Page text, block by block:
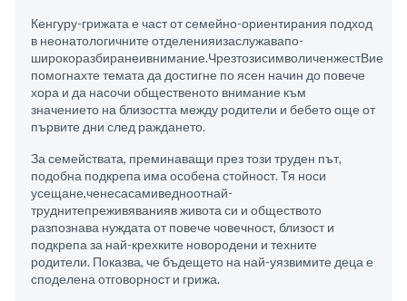
Кенгуру-грижата е част от семейно-ориентирания подход
в неонатологичните отделенияизаслужавапо-
широкоразбиранеивнимание.ЧрезтозисимволиченжестВие
помогнахте темата да достигне по ясен начин до повече
хора и да насочи общественото внимание към
значението на близостта между родители и бебето още от
първите дни след раждането.
За семействата, преминаващи през този труден път,
подобна подкрепа има особена стойност. Тя носи
усещане,ченесасамиведноотнай-
труднитепреживяванияв живота си и обществото
разпознава нуждата от повече човечност, близост и
подкрепа за най-крехките новородени и техните
родители. Показва, че бъдещето на най-уязвимите деца е
споделена отговорност и грижа.